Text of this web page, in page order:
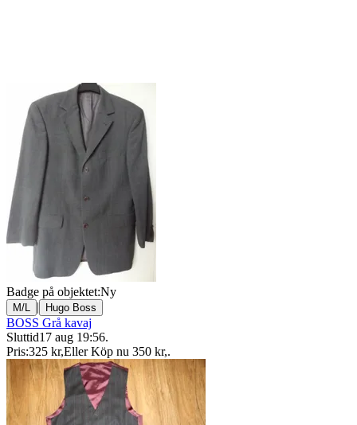
Badge på objektet:Ny
M/L | Hugo Boss
BOSS Grå kavaj
Sluttid17 aug 19:56.
Pris:325 kr,Eller Köp nu 350 kr,.